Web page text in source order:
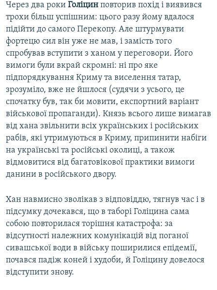
Через два роки Голіцин повторив похід і виявився
трохи більш успішним: цього разу йому вдалося
підійти до самого Перекопу. Але штурмувати
фортецю сил він уже не мав, і замість того
спробував вступити з ханом у переговори. Його
вимоги були вкрай скромні: ні про яке
підпорядкування Криму та виселення татар,
зрозуміло, вже не йшлося (судячи з усього, це
спочатку був, так би мовити, експортний варіант
військової пропаганди). Князь всього лише вимагав
від хана звільнити всіх українських і російських
рабів, які утримуються в Криму, припинити набіги
на українські та російські околиці, а також
відмовитися від багатовікової практики вимоги
данини в російського двору.
Хан навмисно зволікав з відповіддю, тягнув час і в
підсумку дочекався, що в таборі Голіцина сама
собою повторилася торішня катастрофа: за
відсутності належних комунікацій від поганої
сивашської води в війську поширилися епідемії,
почався падіж коней і худоби, й Голіцину довелося
відступити знову.